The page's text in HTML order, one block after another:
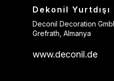
Dekonil
Deconil Decoration
Grefrath, Almanya
www.deconil.de